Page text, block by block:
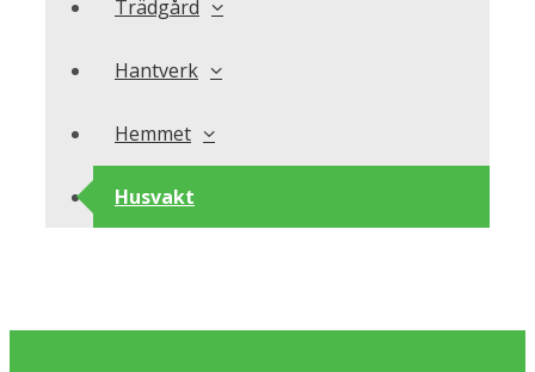
Trädgård
Hantverk
Hemmet
Husvakt